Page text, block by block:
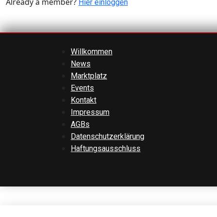
Hier einloggen
Willkommen
News
Marktplatz
Events
Kontakt
Impressum
AGBs
Datenschutzerklärung
Haftungsausschluss